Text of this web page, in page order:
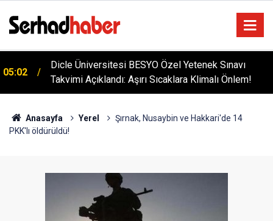
05:02
Dicle Üniversitesi BESYO Özel Yetenek Sınavı
Takvimi Açıklandı: Aşırı Sıcaklara Klimalı Önlem!
Anasayfa Yerel
Şırnak, Nusaybin ve Hakkari'de 14
PKK'lı öldürüldü!